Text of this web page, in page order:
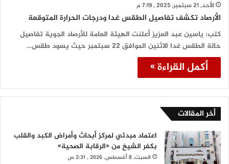
الأحد, 21 سبتمبر, 2025 , 7:19 م
الأرصاد تكشف تفاصيل الطقس غدا ودرجات الحرارة المتوقعة
كتب: ياسين عبد العزيز أعلنت الهيئة العامة للأرصاد الجوية تفاصيل
حالة الطقس غدا الاثنين الموافق 22 سبتمبر حيث يسود طقس…
أكمل القراءة »
أخر المقالات
اعتماد مبدئي لمركز أبحاث وأمراض الكبد والقلب
بكفر الشيخ من «الرقابة الصحية»
السبت, 8 أغسطس, 2026 , 2:31 ص